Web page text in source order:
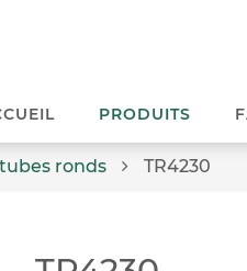
PRODUITS
ronds TR4230